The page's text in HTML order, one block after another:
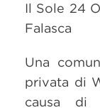
Il Sole 24
Falasca
Una
privata di
causa di